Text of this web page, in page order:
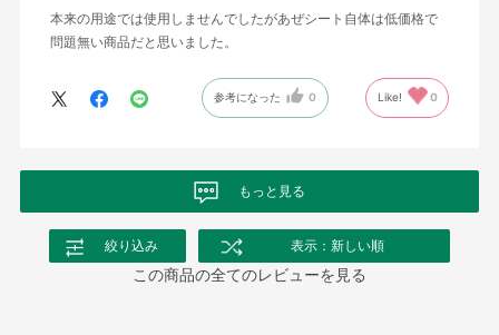
本来の用途では使用しませんでしたがあぜシート自体は低価格で
問題無い商品だと思いました。
参考になった 0 Like! 0
もっと見る
絞り込み 表示：新しい順
この商品の全てのレビューを見る